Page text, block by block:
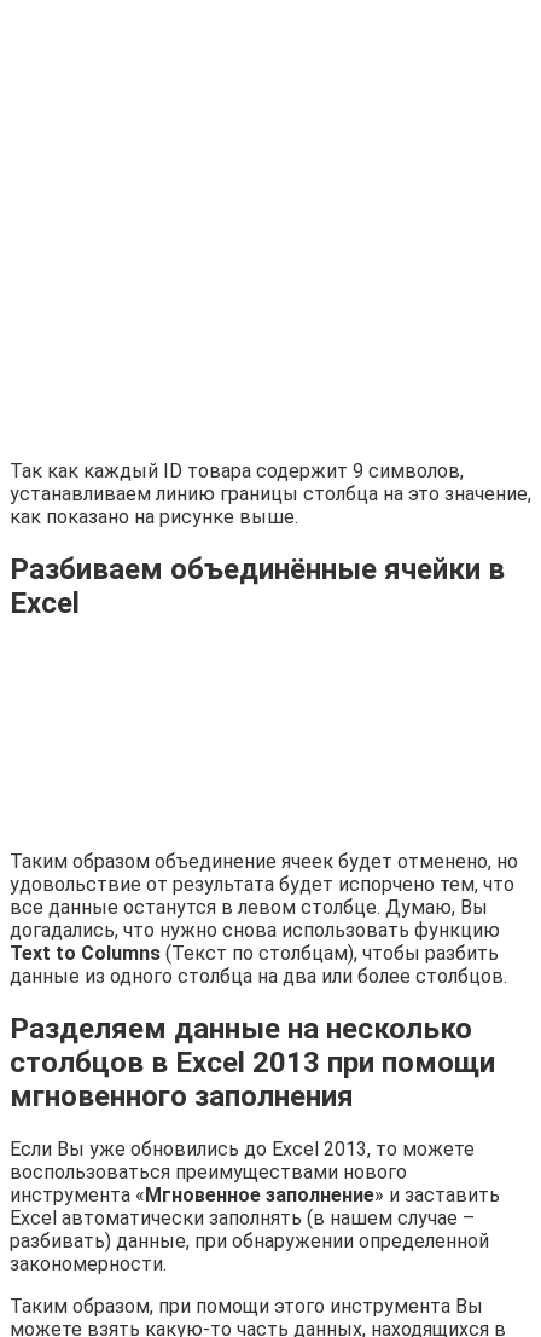
Так как каждый ID товара содержит 9 символов,
устанавливаем линию границы столбца на это значение,
как показано на рисунке выше.
Разбиваем объединённые ячейки в
Excel
Таким образом объединение ячеек будет отменено, но
удовольствие от результата будет испорчено тем, что
все данные останутся в левом столбце. Думаю, Вы
догадались, что нужно снова использовать функцию
Text to Columns (Текст по столбцам), чтобы разбить
данные из одного столбца на два или более столбцов.
Разделяем данные на несколько
столбцов в Excel 2013 при помощи
мгновенного заполнения
Если Вы уже обновились до Excel 2013, то можете
воспользоваться преимуществами нового
инструмента «Мгновенное заполнение» и заставить
Excel автоматически заполнять (в нашем случае –
разбивать) данные, при обнаружении определенной
закономерности.
Таким образом, при помощи этого инструмента Вы
можете взять какую-то часть данных, находящихся в